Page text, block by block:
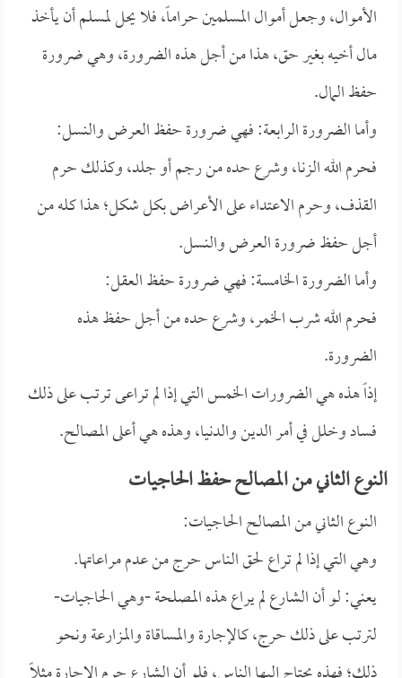
الأموال، وجعل أموال المسلمين حراماً، فلا يحل لمسلم أن يأخذ
مال أخيه بغير حق، هذا من أجل هذه الضرورة، وهي ضرورة
حفظ المال.
وأما الضرورة الرابعة: فهي ضرورة حفظ العرض والنسل:
فحرم الله الزنا، وشرع حده من رجم أو جلد، وكذلك حرم
القذف، وحرم الاعتداء على الأعراض بكل شكل؛ هذا كله من
أجل حفظ ضرورة العرض والنسل.
وأما الضرورة الخامسة: فهي ضرورة حفظ العقل:
فحرم الله شرب الخمر، وشرع حده من أجل حفظ هذه
الضرورة.
إذاً هذه هي الضرورات الخمس التي إذا لم تراعى ترتب على ذلك
فساد وخلل في أمر الدين والدنيا، وهذه هي أعلى المصالح.
النوع الثاني من المصالح حفظ الحاجيات
النوع الثاني من المصالح الحاجيات:
وهي التي إذا لم تراع لحق الناس حرج من عدم مراعاتها.
يعني: لو أن الشارع لم يراع هذه المصلحة -وهي الحاجيات-
لترتب على ذلك حرج، كالإجارة والمساقاة والمزارعة ونحو